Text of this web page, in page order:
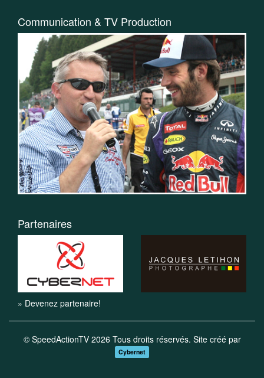
Communication & TV Production
Partenaires
» Devenez partenaire!
© SpeedActionTV 2026 Tous droits réservés. Site créé par
Cybernet